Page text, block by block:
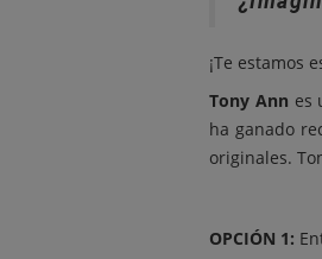
¡Te estamos
Tony Ann es
ha ganado
originales.
OPCIÓN 1: